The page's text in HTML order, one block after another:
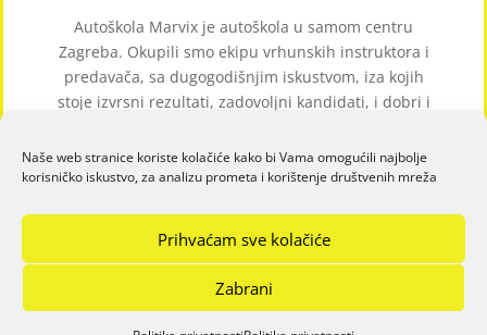
Naše web stranice koriste kolačiće kako bi Vama omogućili najbolje
korisničko iskustvo, za analizu prometa i korištenje društvenih mreža
Prihvaćam sve kolačiće
Zabrani
Autoškola Marvix je autoškola u samom centru
Zagreba. Okupili smo ekipu vrhunskih instruktora i
predavača, sa dugogodišnjim iskustvom, iza kojih
stoje izvrsni rezultati, zadovoljni kandidati, i dobri i
Sva prava pridržana © 2026 Autoškola Marvix -
Stranicu izradioLUX ITS d.o.o.